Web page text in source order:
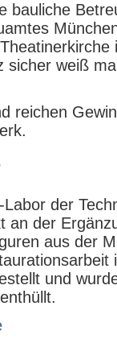
bauliche
sicher weiß
reichen
der
an der
aus der
und